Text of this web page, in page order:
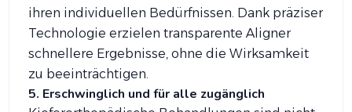
ihren individuellen Bedürfnissen. Dank präziser
Technologie erzielen transparente Aligner
schnellere Ergebnisse, ohne die Wirksamkeit
zu beeinträchtigen.
5. Erschwinglich und für alle zugänglich